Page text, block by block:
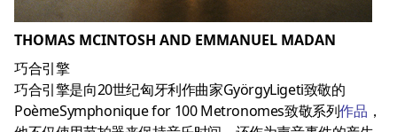
THOMAS MCINTOSH AND EMMANUEL MADAN
巧合引擎
巧合引擎是向20世纪匈牙利作曲家GyörgyLigeti致敬的
PoèmeSymphonique for 100 Metronomes致敬系列作品 ，